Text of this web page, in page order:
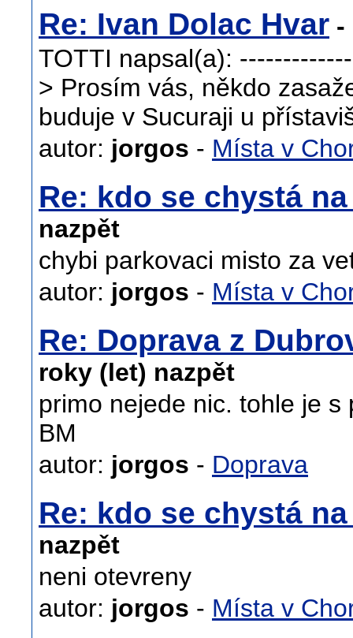
Re: Ivan Dolac Hvar -
TOTTI napsal(a):
> Prosím vás, někdo
buduje v Sucuraji u
autor: jorgos - Místa v
Re: kdo se chystá
nazpět
chybi parkovaci misto za
autor: jorgos - Místa v
Re: Doprava z
roky (let) nazpět
primo nejede nic. tohle je
BM
autor: jorgos - Doprava
Re: kdo se chystá
nazpět
neni otevreny
autor: jorgos - Místa v